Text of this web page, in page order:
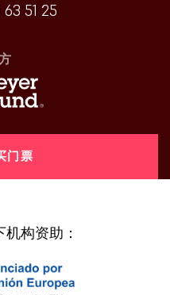
门票
51 25
构资助：